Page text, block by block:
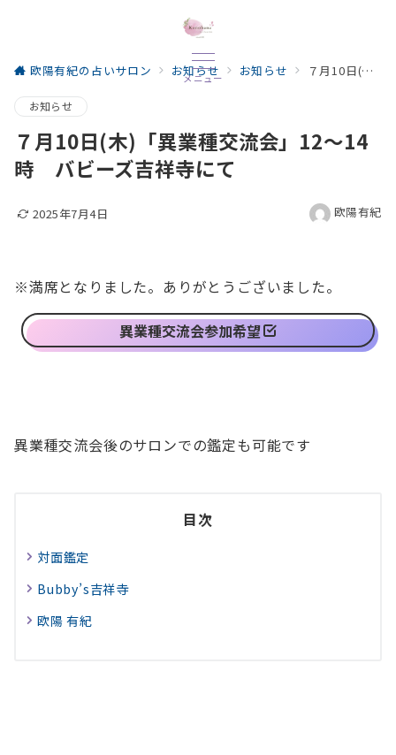
メニュー
欧陽有紀の占いサロン お知らせ お知らせ ７月10日(木)「異業種交流会」12～14時 バビーズ吉祥寺にて
お知らせ
７月10日(木)「異業種交流会」12～14
時 バビーズ吉祥寺にて
2025年7月4日 欧陽有紀
※満席となりました。ありがとうございました。
異業種交流会参加希望
異業種交流会後のサロンでの鑑定も可能です
目次
対面鑑定
Bubby’s吉祥寺
欧陽 有紀